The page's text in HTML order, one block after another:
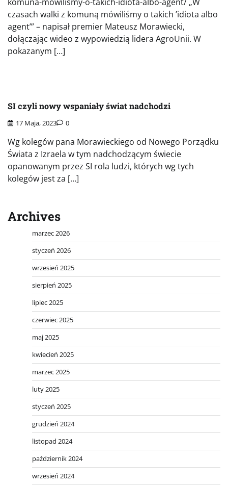
czasach walki z komuną mówiliśmy o takich ’idiota albo
agent’” – napisał premier Mateusz Morawiecki,
dołączając wideo z wypowiedzią lidera AgroUnii. W
pokazanym […]
SI czyli nowy wspaniały świat nadchodzi
17 Maja, 2023 0
Wg kolegów pana Morawieckiego od Nowego Porządku
Świata z Izraela w tym nadchodzącym świecie
opanowanym przez SI rola ludzi, których wg tych
kolegów jest za […]
Archives
marzec 2026
styczeń 2026
wrzesień 2025
sierpień 2025
lipiec 2025
czerwiec 2025
maj 2025
kwiecień 2025
marzec 2025
luty 2025
styczeń 2025
grudzień 2024
listopad 2024
październik 2024
wrzesień 2024